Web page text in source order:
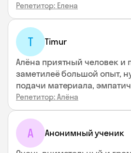
Репетитор: Елена
T Timur
Алёна приятный человек и
заметилеё большой опыт,
подачи материала,
Репетитор: Алёна
А Анонимный ученик